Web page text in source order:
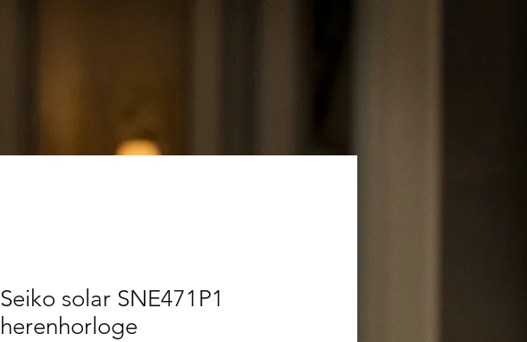
Seiko solar SNE471P1
herenhorloge